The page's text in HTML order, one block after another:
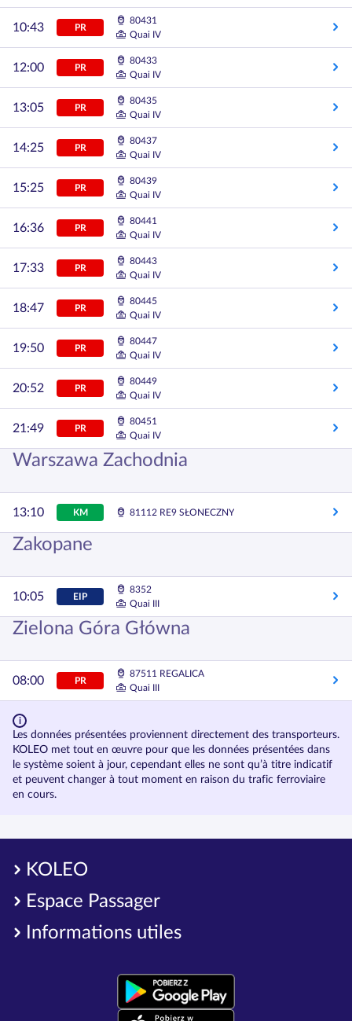
10:43 PR
80431
Quai IV
12:00 PR
80433
Quai IV
13:05 PR
80435
Quai IV
14:25 PR
80437
Quai IV
15:25 PR
80439
Quai IV
16:36 PR
80441
Quai IV
17:33 PR
80443
Quai IV
18:47 PR
80445
Quai IV
19:50 PR
80447
Quai IV
20:52 PR
80449
Quai IV
21:49 PR
80451
Quai IV
Warszawa Zachodnia
13:10 KM 81112 RE9 SŁONECZNY
Zakopane
10:05 EIP
8352
Quai III
Zielona Góra Główna
08:00 PR
87511 REGALICA
Quai III
Les données présentées proviennent directement des transporteurs.
KOLEO met tout en œuvre pour que les données présentées dans
le système soient à jour, cependant elles ne sont qu’à titre indicatif
et peuvent changer à tout moment en raison du trafic ferroviaire
en cours.
KOLEO
Espace Passager
Informations utiles